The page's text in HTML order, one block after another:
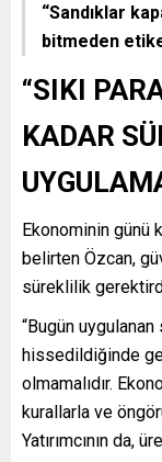
“Sandıklar
bitmeden
“SIKI
KADAR
Ekonominin günü
belirten Özcan,
süreklilik
“Bugün
hissedildiğinde
olmamalıdır.
kurallarla ve
Yatırımcının da,